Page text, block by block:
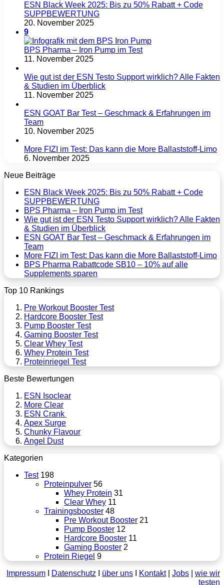
ESN Black Week 2025: Bis zu 50% Rabatt + Code
SUPPBEWERTUNG
20. November 2025
9
BPS Pharma – Iron Pump im Test
11. November 2025
Wie gut ist der ESN Testo Support wirklich? Alle Fakten
& Studien im Überblick
11. November 2025
ESN GOAT Bar Test – Geschmack & Erfahrungen im
Team
10. November 2025
More FIZI im Test: Das kann die More Ballaststoff-Limo
6. November 2025
Neue Beiträge
ESN Black Week 2025: Bis zu 50% Rabatt + Code
SUPPBEWERTUNG
BPS Pharma – Iron Pump im Test
Wie gut ist der ESN Testo Support wirklich? Alle Fakten
& Studien im Überblick
ESN GOAT Bar Test – Geschmack & Erfahrungen im
Team
More FIZI im Test: Das kann die More Ballaststoff-Limo
BPS Pharma Rabattcode SB10 – 10% auf alle
Supplements sparen
Top 10 Rankings
Pre Workout Booster Test
Hardcore Booster Test
Pump Booster Test
Gaming Booster Test
Clear Whey Test
Whey Protein Test
Proteinriegel Test
Beste Bewertungen
ESN Isoclear
More Clear
ESN Crank
Apex Surge
Chunky Flavour
Angel Dust
Kategorien
Test 198
Proteinpulver 56
Whey Protein 31
Clear Whey 11
Trainingsbooster 48
Pre Workout Booster 21
Pump Booster 12
Hardcore Booster 11
Gaming Booster 2
Protein Riegel 9
Impressum
Datenschutz über uns Kontakt| Jobs
wie wir
testen